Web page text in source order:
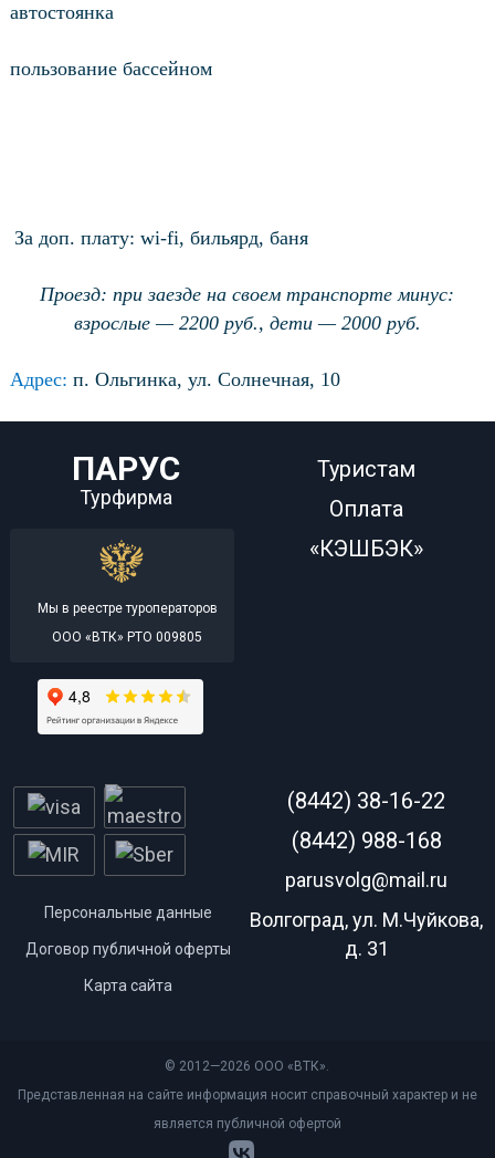
автостоянка
пользование бассейном
За доп. плату: wi-fi, бильярд, баня
Проезд: при заезде на своем транспорте минус:
взрослые — 2200 руб., дети — 2000 руб.
Адрес: п. Ольгинка, ул. Солнечная, 10
ПАРУС
Турфирма
Мы в реестре туроператоров
ООО «ВТК» РТО 009805
Туристам
Оплата
«КЭШБЭК»
Персональные данные
Договор публичной оферты
Карта сайта
(8442) 38-16-22
(8442) 988-168
parusvolg@mail.ru
Волгоград, ул. М.Чуйкова,
д. 31
© 2012—2026 ООО «ВТК».
Представленная на сайте информация носит справочный характер и не
является публичной офертой